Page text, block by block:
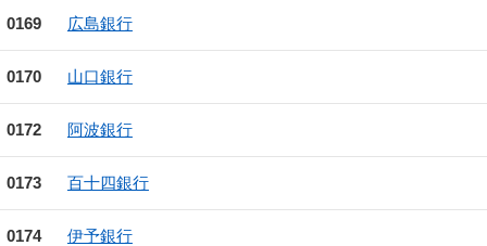
0169 広島銀行
0170 山口銀行
0172 阿波銀行
0173 百十四銀行
0174 伊予銀行